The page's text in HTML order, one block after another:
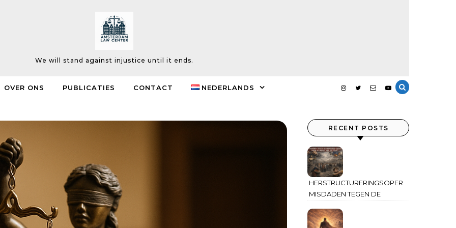
We will stand against injustice until it ends.
OVER ONS PUBLICATIES CONTACT NEDERLANDS
RECENT POSTS
HERSTRUCTURERINGSOPERATIES:
MISDADEN TEGEN DE
DOOR DE MACHT VAN DE